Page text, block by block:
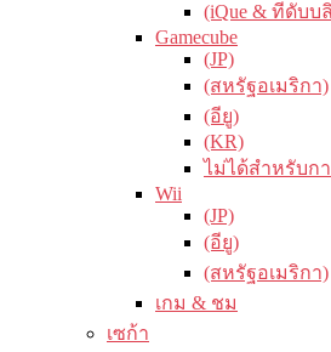
(iQue & ทีดับบ
Gamecube
(JP)
(สหรัฐอเมริกา)
(อียู)
(KR)
ไม่ได้สำหรับก
Wii
(JP)
(อียู)
(สหรัฐอเมริกา)
เกม & ชม
เซก้า